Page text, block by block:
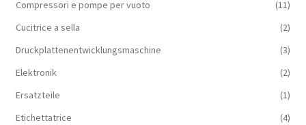
Compressori e pompe per vuoto
(11)
Cucitrice a sella
(2)
Druckplattenentwicklungsmaschine
(3)
Elektronik
(2)
Ersatzteile
(1)
Etichettatrice
(4)